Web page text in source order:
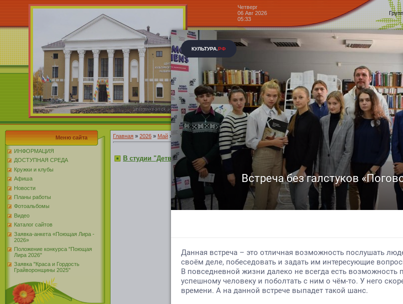
Четверг
06 Авг 2026
05:33
Центр культурного
Головчино
Блог »
Меню сайта
ИНФОРМАЦИЯ
ДОСТУПНАЯ СРЕДА
Кружки и клубы
Афиша
Новости
Планы работы
Фотоальбомы
Видео
Каталог сайтов
Заявка-анкета «Поющая Лира -
2026»
Положение конкурса "Поющая
Лира 2026"
Заявка "Краса и Гордость
Грайворонщины 2025"
Главная » 2026 » Май » 15
В студии "Детвора" освоили технику оригами
Наконец-то улицы наполнились
В такие чудесные дни нет ничего приятнее, чем освежиться
В преддверии лета младшая группа студии детского творчества
Ребята с энтузиазмом освоили технику
Эти бумажные шедевры станут